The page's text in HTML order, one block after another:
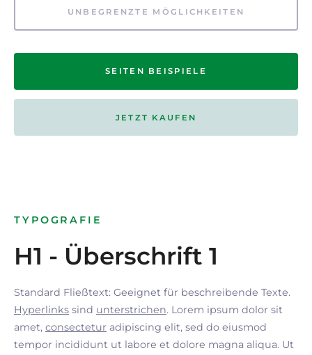
UNBEGRENZTE MÖGLICHKEITEN
SEITEN BEISPIELE
JETZT KAUFEN
TYPOGRAFIE
H1 - Überschrift 1
Standard Fließtext: Geeignet für beschreibende Texte.
Hyperlinks sind unterstrichen. Lorem ipsum dolor sit
amet, consectetur adipiscing elit, sed do eiusmod
tempor incididunt ut labore et dolore magna aliqua. Ut